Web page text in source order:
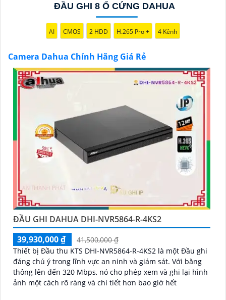
lựa được Camera Dahua chính hãng, giá rẻ và chất
lượng. Nếu bạn có thêm câu hỏi hoặc cần tư vấn
thêm, đừng ngần ngại để lại Cung cấp cho công trình
ĐẦU GHI 8 Ổ CỨNG DAHUA
AI CMOS 2 HDD H.265 Pro + 4 Kênh
Camera Dahua Chính Hãng Giá Rẻ
ĐẦU GHI DAHUA DHI-NVR5864-R-4KS2
39,930,000 ₫
41,500,000 ₫
Thiết bị Đầu thu KTS DHI-NVR5864-R-4KS2 là một Đầu ghi
đáng chú ý trong lĩnh vực an ninh và giám sát. Với băng
thông lên đến 320 Mbps, nó cho phép xem và ghi lại hình
ảnh một cách rõ ràng và chi tiết hơn bao giờ hết